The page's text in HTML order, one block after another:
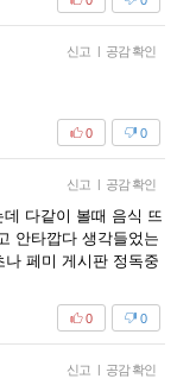
신고 | 공감 확인
0
0
신고 | 공감 확인
다같이 볼때 음식 뜨
안타깝다 생각들었는
페미 게시판 정독중
0
0
신고 | 공감 확인